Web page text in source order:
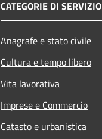
CATEGORIE DI SERVIZIO
Anagrafe e stato civile
Cultura e tempo libero
Vita lavorativa
Imprese e Commercio
Catasto e urbanistica